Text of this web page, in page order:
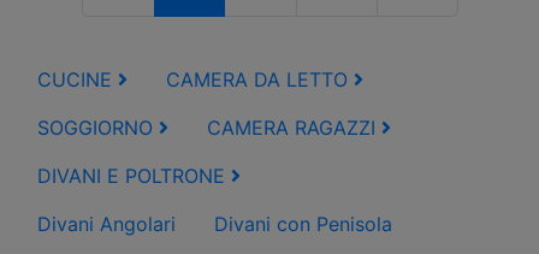
CUCINE
CAMERA DA LETTO
SOGGIORNO
CAMERA RAGAZZI
DIVANI E POLTRONE
Divani Angolari
Divani con Penisola